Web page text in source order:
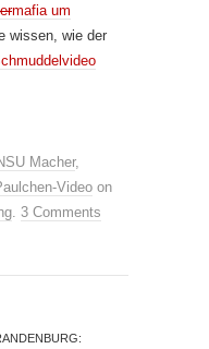
mafia um
wissen, wie der
Macher,
Video on
3 Comments